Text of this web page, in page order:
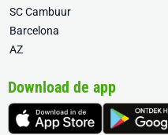
SC Cambuur
Barcelona
AZ
Download de app